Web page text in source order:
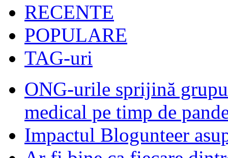
RECENTE
POPULARE
TAG-uri
ONG-urile sprijină
medical pe timp de
Impactul Blogunteer